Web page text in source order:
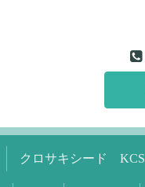
クロサキシード KCS